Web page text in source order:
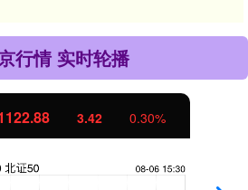
行情 实时轮播
3.42 0.30%